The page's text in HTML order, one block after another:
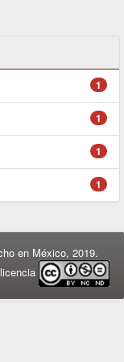
1
1
1
1
en México, 2019.